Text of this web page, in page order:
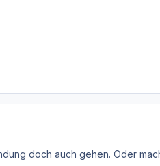
doch auch gehen. Oder